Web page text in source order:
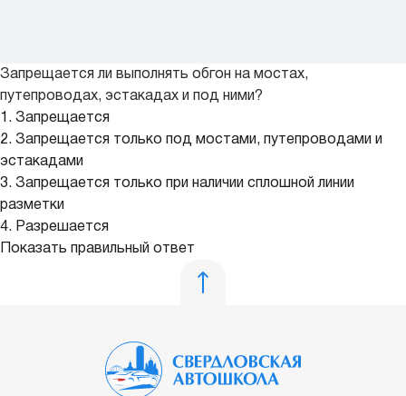
Запрещается ли выполнять обгон на мостах,
путепроводах, эстакадах и под ними?
1. Запрещается
2. Запрещается только под мостами, путепроводами и
эстакадами
3. Запрещается только при наличии сплошной линии
разметки
4. Разрешается
Показать правильный ответ